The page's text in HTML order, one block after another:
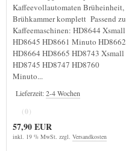
Kaffeevollautomaten Brüheinheit,
Brühkammer komplett Passend zu
Kaffeemaschinen: HD8644 Xsmall
HD8645 HD8661 Minuto HD8662
HD8664 HD8665 HD8743 Xsmall
HD8745 HD8747 HD8760
Minuto...
Lieferzeit:2-4 Wochen
(0)
57,90 EUR
inkl. 19 % MwSt. zzgl. Versandkosten